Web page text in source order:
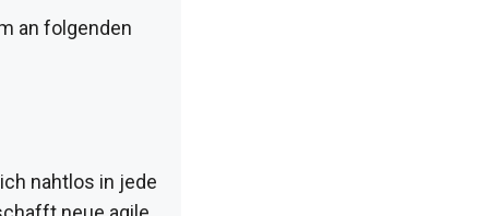
an folgenden
nahtlos in jede